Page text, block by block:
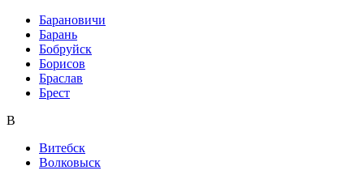
Барановичи
Барань
Бобруйск
Борисов
Браслав
Брест
В
Витебск
Волковыск